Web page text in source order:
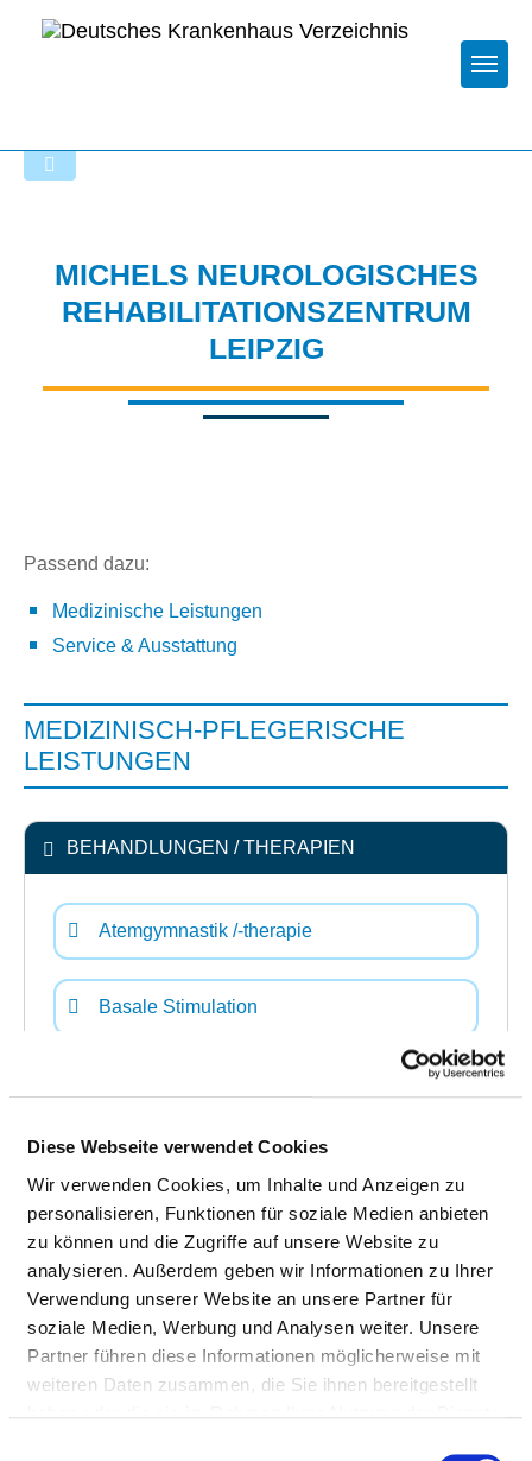
Diese Webseite verwendet Cookies
Wir verwenden Cookies, um Inhalte und Anzeigen zu
personalisieren, Funktionen für soziale Medien anbieten
zu können und die Zugriffe auf unsere Website zu
analysieren. Außerdem geben wir Informationen zu Ihrer
Verwendung unserer Website an unsere Partner für
soziale Medien, Werbung und Analysen weiter. Unsere
Partner führen diese Informationen möglicherweise mit
weiteren Daten zusammen, die Sie ihnen bereitgestellt
MICHELS NEUROLOGISCHES
REHABILITATIONSZENTRUM
LEIPZIG
Passend dazu:
Medizinische Leistungen
Service & Ausstattung
MEDIZINISCH-PFLEGERISCHE
LEISTUNGEN
BEHANDLUNGEN / THERAPIEN
Atemgymnastik /-therapie
Basale Stimulation
Bobath-Therapie (für Erwachsene und/oder
Kinder)
Ergotherapie / Arbeitstherapie
Kontinenztraining / Inkontinenzberatung